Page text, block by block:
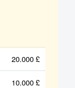
20.000 £
10.000 £